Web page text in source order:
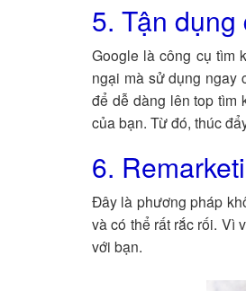
5. Tận
Google là công cụ tìm
ngại mà sử dụng ngay
để dễ dàng lên top tìm
của bạn. Từ đó, thúc
6.
Đây là phương pháp
và có thể rất rắc rối. Vì
với bạn.